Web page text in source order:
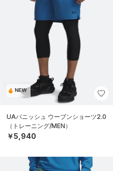
NEW
UAバニッシュ ウーブンショーツ2.0
（トレーニング/MEN）
￥5,940